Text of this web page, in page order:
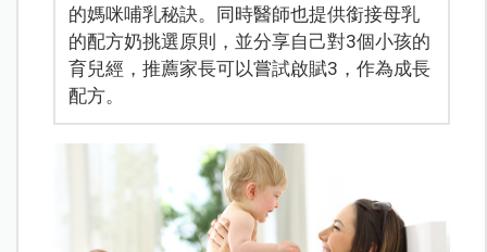
的媽咪哺乳秘訣。同時醫師也提供銜接母乳
的配方奶挑選原則，並分享自己對3個小孩的
育兒經，推薦家長可以嘗試啟賦3，作為成長
配方。